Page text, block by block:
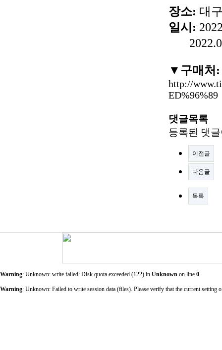
장소: 대
일시:
▼구매처:
http://
ED%96%89
댓글목록
등록된 댓
이전글
다음글
목록
Warning: Unknown: write failed: Disk quota exceeded (122) in Unknown on line 0
Warning: Unknown: Failed to write session data (files). Please verify that the current